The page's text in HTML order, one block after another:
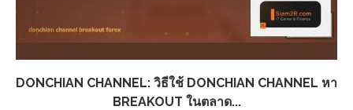
DONCHIAN CHANNEL: วิธีใช้ DONCHIAN CHANNEL หา
BREAKOUT ในตลาด...